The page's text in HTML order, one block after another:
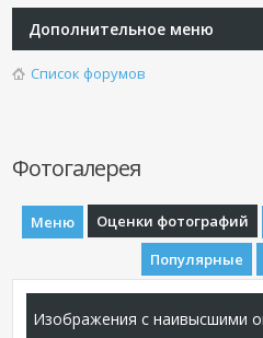
Дополнительное меню
Список форумов
Фотогалерея
Меню Оценки фотографий
Популярные
Изображения с наивысшими